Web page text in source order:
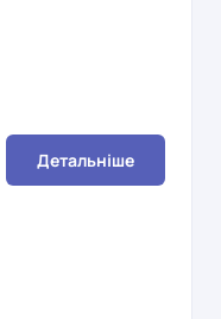
Детальніше